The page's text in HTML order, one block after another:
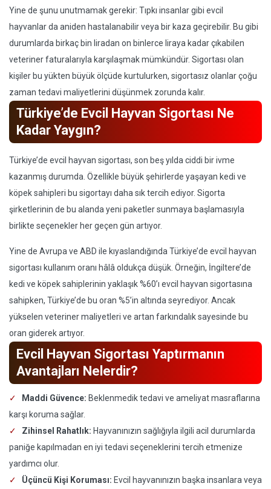
Yine de şunu unutmamak gerekir: Tıpkı insanlar gibi evcil
hayvanlar da aniden hastalanabilir veya bir kaza geçirebilir. Bu gibi
durumlarda birkaç bin liradan on binlerce liraya kadar çıkabilen
veteriner faturalarıyla karşılaşmak mümkündür. Sigortası olan
kişiler bu yükten büyük ölçüde kurtulurken, sigortasız olanlar çoğu
zaman tedavi maliyetlerini düşünmek zorunda kalır.
Türkiye’de Evcil Hayvan Sigortası Ne
Kadar Yaygın?
Türkiye’de evcil hayvan sigortası, son beş yılda ciddi bir ivme
kazanmış durumda. Özellikle büyük şehirlerde yaşayan kedi ve
köpek sahipleri bu sigortayı daha sık tercih ediyor. Sigorta
şirketlerinin de bu alanda yeni paketler sunmaya başlamasıyla
birlikte seçenekler her geçen gün artıyor.
Yine de Avrupa ve ABD ile kıyaslandığında Türkiye’de evcil hayvan
sigortası kullanım oranı hâlâ oldukça düşük. Örneğin, İngiltere’de
kedi ve köpek sahiplerinin yaklaşık %60’ı evcil hayvan sigortasına
sahipken, Türkiye’de bu oran %5’in altında seyrediyor. Ancak
yükselen veteriner maliyetleri ve artan farkındalık sayesinde bu
oran giderek artıyor.
Evcil Hayvan Sigortası Yaptırmanın
Avantajları Nelerdir?
Maddi Güvence: Beklenmedik tedavi ve ameliyat masraflarına
karşı koruma sağlar.
Zihinsel Rahatlık: Hayvanınızın sağlığıyla ilgili acil durumlarda
paniğe kapılmadan en iyi tedavi seçeneklerini tercih etmenize
yardımcı olur.
Üçüncü Kişi Koruması: Evcil hayvanınızın başka insanlara veya